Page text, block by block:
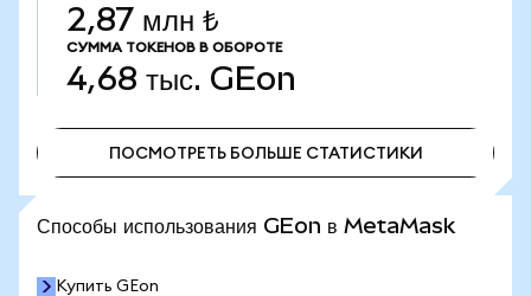
2,87 млн ₺
СУММА ТОКЕНОВ В ОБОРОТЕ
4,68 тыс. GEon
ПОСМОТРЕТЬ БОЛЬШЕ СТАТИСТИКИ
Способы использования GEon в MetaMask
Купить GEon